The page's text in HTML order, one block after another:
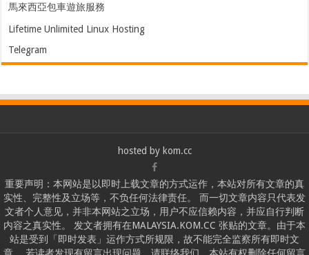
馬來西亞包車遊旅服務
Lifetime Unlimited Linux Hosting
Telegram
hosted by kom.cc
重要声明：本网站是以即时上载文章的方式运作，本站对所有文章的真
实性、完整性及立场等，不负任何法律责任。 而一切文章内容只代表发
文者个人意见，并非本网站之立场，用户不应信赖内容，并应自行判断
内容之真实性。 发文者拥有在MALAYSIA.KOM.CC 张贴的文章。由于本
站是受到「即时发表」运作方式所规限，故不能完全监察所有即时文
章， 若读者发现有留言出现问题，请联络我们。本站有权删除任何留言